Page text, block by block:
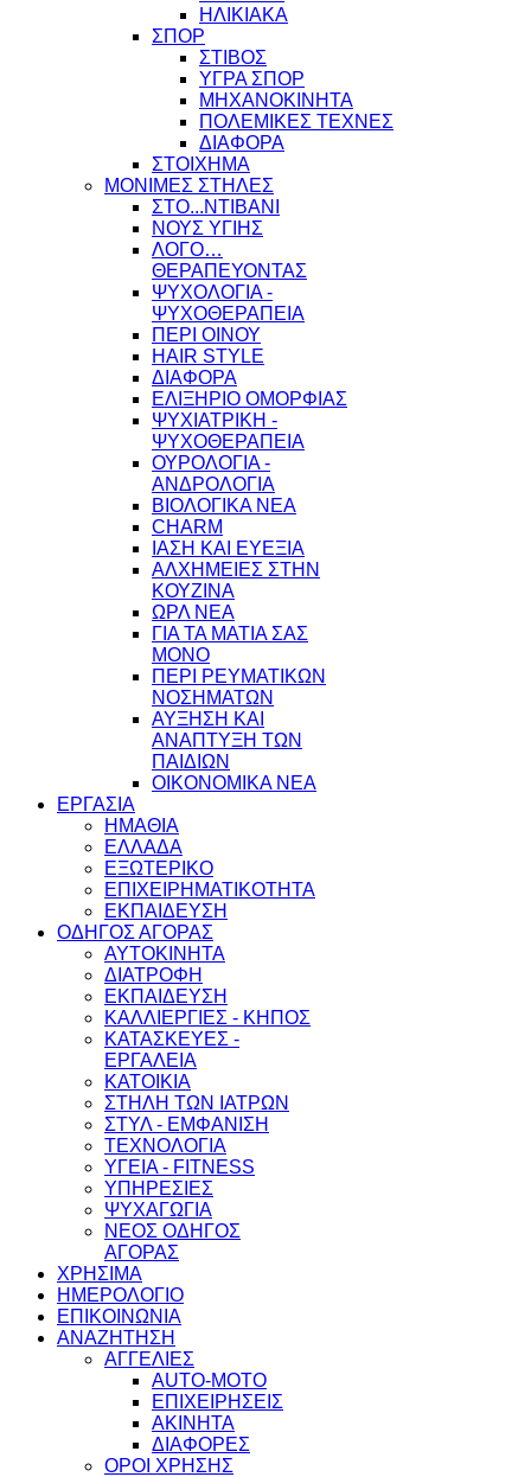
ΗΛΙΚΙΑΚΑ
ΣΠΟΡ
ΣΤΙΒΟΣ
ΥΓΡΑ ΣΠΟΡ
ΜΗΧΑΝΟΚΙΝΗΤΑ
ΠΟΛΕΜΙΚΕΣ ΤΕΧΝΕΣ
ΔΙΑΦΟΡΑ
ΣΤΟΙΧΗΜΑ
ΜΟΝΙΜΕΣ ΣΤΗΛΕΣ
ΣΤΟ...ΝΤΙΒΑΝΙ
ΝΟΥΣ ΥΓΙΗΣ
ΛΟΓΟ…
ΘΕΡΑΠΕΥΟΝΤΑΣ
ΨΥΧΟΛΟΓΙΑ -
ΨΥΧΟΘΕΡΑΠΕΙΑ
ΠΕΡΙ ΟΙΝΟΥ
HAIR STYLE
ΔΙΑΦΟΡΑ
ΕΛΙΞΗΡΙΟ ΟΜΟΡΦΙΑΣ
ΨΥΧΙΑΤΡΙΚΗ -
ΨΥΧΟΘΕΡΑΠΕΙΑ
ΟΥΡΟΛΟΓΙΑ -
ΑΝΔΡΟΛΟΓΙΑ
ΒΙΟΛΟΓΙΚΑ ΝΕΑ
CHARM
ΙΑΣΗ ΚΑΙ ΕΥΕΞΙΑ
ΑΛΧΗΜΕΙΕΣ ΣΤΗΝ
ΚΟΥΖΙΝΑ
ΩΡΛ ΝEA
ΓΙΑ ΤΑ ΜΑΤΙΑ ΣΑΣ
ΜΟΝΟ
ΠΕΡΙ ΡΕΥΜΑΤΙΚΩΝ
ΝΟΣΗΜΑΤΩΝ
ΑΥΞΗΣΗ ΚΑΙ
ΑΝΑΠΤΥΞΗ ΤΩΝ
ΠΑΙΔΙΩΝ
ΟΙΚΟΝΟΜΙΚΑ ΝΕΑ
ΕΡΓΑΣΙΑ
ΗΜΑΘΙΑ
ΕΛΛΑΔΑ
ΕΞΩΤΕΡΙΚΟ
ΕΠΙΧΕΙΡΗΜΑΤΙΚΟΤΗΤΑ
ΕΚΠΑΙΔΕΥΣΗ
ΟΔΗΓΟΣ ΑΓΟΡΑΣ
ΑΥΤΟΚΙΝΗΤΑ
ΔΙΑΤΡΟΦΗ
ΕΚΠΑΙΔΕΥΣΗ
ΚΑΛΛΙΕΡΓΙΕΣ - ΚΗΠΟΣ
ΚΑΤΑΣΚΕΥΕΣ -
ΕΡΓΑΛΕΙΑ
ΚΑΤΟΙΚΙΑ
ΣΤΗΛΗ ΤΩΝ ΙΑΤΡΩΝ
ΣΤΥΛ - ΕΜΦΑΝΙΣΗ
ΤΕΧΝΟΛΟΓΙΑ
ΥΓΕΙΑ - FITNESS
ΥΠΗΡΕΣΙΕΣ
ΨΥΧΑΓΩΓΙΑ
ΝΕΟΣ ΟΔΗΓΟΣ
ΑΓΟΡΑΣ
ΧΡΗΣΙΜΑ
ΗΜΕΡΟΛΟΓΙΟ
ΕΠΙΚΟΙΝΩΝΙΑ
ΑΝΑΖΗΤΗΣΗ
ΑΓΓΕΛΙΕΣ
AUTO-MOTO
ΕΠΙΧΕΙΡΗΣΕΙΣ
ΑΚΙΝΗΤΑ
ΔΙΑΦΟΡΕΣ
ΟΡΟΙ ΧΡΗΣΗΣ